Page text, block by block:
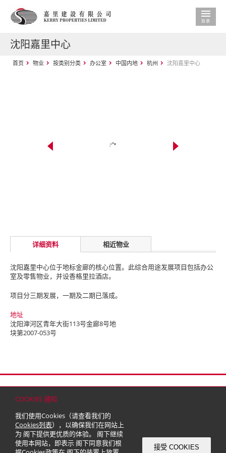
COOKIES 通知
我们使用Cookies（请查看我们的
Cookies列表），以确保我们在网站上
为 阁下提供更优质的体验。 阁下继续
使用本网站，即表示 阁下同意我们根
接受 COOKIES
沈阳嘉里中心
首页 物业 按类别分类 办公室 中国内地 杭州 沈阳嘉里中心
详细资料 相近物业
沈阳嘉里中心位于地标金廊的核心位置。此综合用途发展项目包括办公
室及零售物业，并设香格里拉酒店。
项目分三期发展，一期及二期已落成。
地址
沈阳渖河区青年大街113号金廊8号地
块第2007-053号
© 2026 嘉里建设有限公司 (于百慕达注册成立之有限公司)